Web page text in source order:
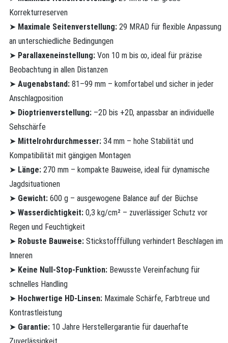
Korrekturreserven
➤ Maximale Seitenverstellung: 29 MRAD für flexible Anpassung
an unterschiedliche Bedingungen
➤ Parallaxeneinstellung: Von 10 m bis ∞, ideal für präzise
Beobachtung in allen Distanzen
➤ Augenabstand: 81–99 mm – komfortabel und sicher in jeder
Anschlagposition
➤ Dioptrienverstellung: –2D bis +2D, anpassbar an individuelle
Sehschärfe
➤ Mittelrohrdurchmesser: 34 mm – hohe Stabilität und
Kompatibilität mit gängigen Montagen
➤ Länge: 270 mm – kompakte Bauweise, ideal für dynamische
Jagdsituationen
➤ Gewicht: 600 g – ausgewogene Balance auf der Büchse
➤ Wasserdichtigkeit: 0,3 kg/cm² – zuverlässiger Schutz vor
Regen und Feuchtigkeit
➤ Robuste Bauweise: Stickstofffüllung verhindert Beschlagen im
Inneren
➤ Keine Null-Stop-Funktion: Bewusste Vereinfachung für
schnelles Handling
➤ Hochwertige HD-Linsen: Maximale Schärfe, Farbtreue und
Kontrastleistung
➤ Garantie: 10 Jahre Herstellergarantie für dauerhafte